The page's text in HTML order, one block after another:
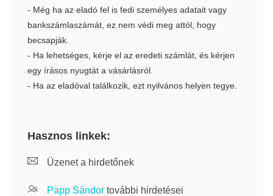
- Még ha az eladó fel is fedi személyes adatait vagy
bankszámlaszámát, ez nem védi meg attól, hogy
becsapják.
- Ha lehetséges, kérje el az eredeti számlát, és kérjen
egy írásos nyugtát a vásárlásról.
- Ha az eladóval találkozik, ezt nyilvános helyen tegye.
Hasznos linkek:
Üzenet a hirdetőnek
Papp Sándor további hirdetései